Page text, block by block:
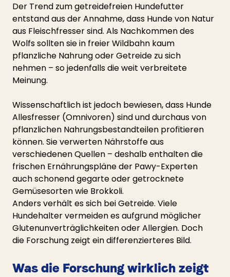
Der Trend zum getreidefreien Hundefutter
entstand aus der Annahme, dass Hunde von Natur
aus Fleischfresser sind. Als Nachkommen des
Wolfs sollten sie in freier Wildbahn kaum
pflanzliche Nahrung oder Getreide zu sich
nehmen – so jedenfalls die weit verbreitete
Meinung.
Wissenschaftlich ist jedoch bewiesen, dass Hunde
Allesfresser (Omnivoren) sind und durchaus von
pflanzlichen Nahrungsbestandteilen profitieren
können. Sie verwerten Nährstoffe aus
verschiedenen Quellen – deshalb enthalten die
frischen Ernährungspläne der Pawy-Experten
auch schonend gegarte oder getrocknete
Gemüsesorten wie Brokkoli.
Anders verhält es sich bei Getreide. Viele
Hundehalter vermeiden es aufgrund möglicher
Glutenunverträglichkeiten oder Allergien. Doch
die Forschung zeigt ein differenzierteres Bild.
Was die Forschung wirklich zeigt